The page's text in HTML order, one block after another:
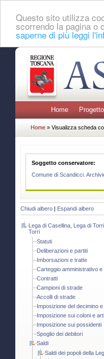
Questo sito utilizza
scorrendo la pagina o
saperne di più leggi
Home Progetto
Home » Visualizza scheda
Soggetto conservatore:
Comune di Scandicci.
Chiudi albero Espandi albero
Lega di Casellina, Lega di
Torri
Statuti
Deliberazioni e partiti
Imborsazioni e tratte
Carteggio amministrativo
Contratti
Campioni di strade
Accolli di strade
Imposizione del decimino
Imposizione sui coloni e
Imposizione sui possidenti
Spoglio dei debitori
Saldi
Saldi dei popoli della